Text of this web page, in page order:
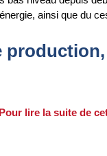
ainsi que du
lire la suite de